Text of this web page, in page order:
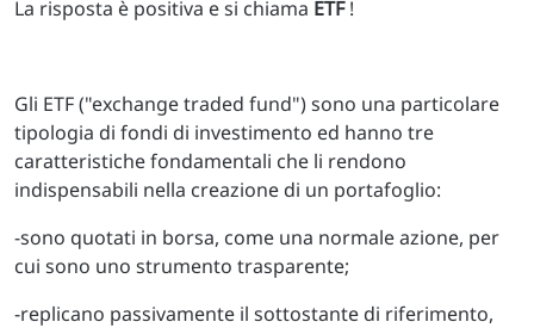
La risposta è positiva e si chiama ETF!
Gli ETF ("exchange traded fund") sono una particolare
tipologia di fondi di investimento ed hanno tre
caratteristiche fondamentali che li rendono
indispensabili nella creazione di un portafoglio:
-sono quotati in borsa, come una normale azione, per
cui sono uno strumento trasparente;
-replicano passivamente il sottostante di riferimento,